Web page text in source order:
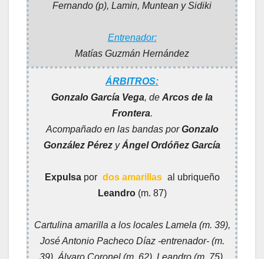
Fernando (p), Lamin, Muntean y Sidiki
Entrenador:
Matías Guzmán Hernández
ÁRBITROS:
Gonzalo García Vega, de Arcos de la
Frontera.
Acompañado en las bandas porGonzalo
González Pérez yÁngel Ordóñez García
Expulsapor dos amarillas al ubriqueño
Leandro(m. 87)
Cartulina amarilla a los locales Lamela (m. 39),
José Antonio Pacheco Díaz -entrenador- (m.